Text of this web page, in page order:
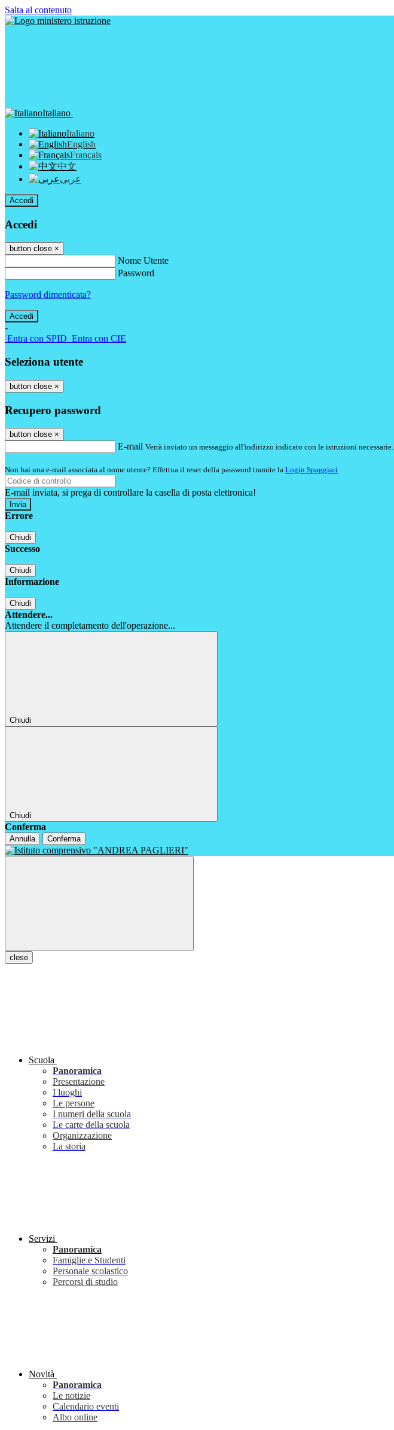
Salta al contenuto
Italiano
Italiano
English
Français
中文
عربى
Accedi
Accedi
button close ×
Nome Utente
Password
Password dimenticata?
-
Entra con SPID Entra con CIE
Seleziona utente
button close ×
Recupero password
button close ×
E-mail Verrà inviato un messaggio all'indirizzo indicato con le istruzioni necessarie.
Non hai una e-mail associata al nome utente? Effettua il reset della password tramite la Login Spaggiari
E-mail inviata, si prega di controllare la casella di posta elettronica!
Errore
Chiudi
Successo
Chiudi
Informazione
Chiudi
Attendere...
Attendere il completamento dell'operazione...
Chiudi
Chiudi
Conferma
Annulla Conferma
close
Scuola
Panoramica
Presentazione
I luoghi
Le persone
I numeri della scuola
Le carte della scuola
Organizzazione
La storia
Servizi
Panoramica
Famiglie e Studenti
Personale scolastico
Percorsi di studio
Novità
Panoramica
Le notizie
Calendario eventi
Albo online